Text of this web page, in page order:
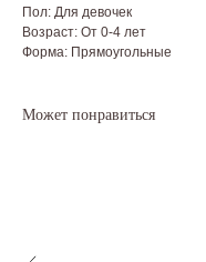
Пол: Для девочек
Возраст: От 0-4 лет
Форма: Прямоугольные
Может понравиться